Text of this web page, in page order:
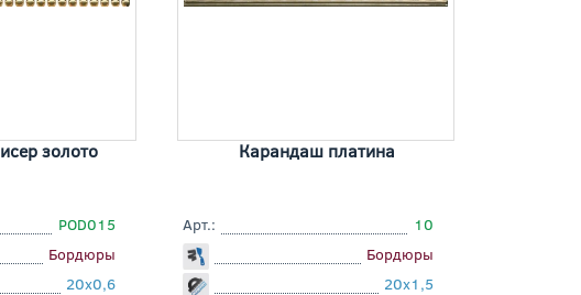
золото
POD015
Бордюры
20x0,6
Карандаш платина
Арт.:
10
Бордюры
20x1,5